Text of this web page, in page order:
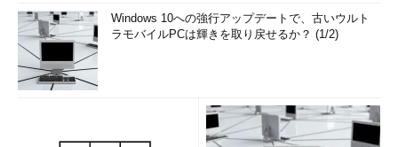
るため、いくらかの待ち時間も必要）、非常に時間がかかる。
初期化を省いて休止状態から起動することで起動時間を短縮する
いか？ そこで考え出された解決方法が「起動時に初期化するの
を止める」である。代わりに、前回の最後の状態（シャットダウ
Windows 10への強行アップデートで、古いウルト
ラモバイルPCは輝きを取り戻せるか？ (1/2)